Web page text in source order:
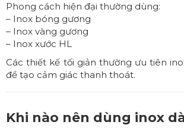
Phong cách hiện đại thường dùng:
– Inox bóng gương
– Inox vàng gương
– Inox xước HL
Các thiết kế tối giản thường ưu tiên
để tạo cảm giác thanh thoát.
Khi nào nên dùng inox